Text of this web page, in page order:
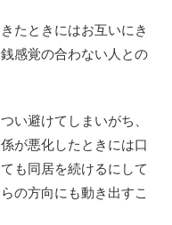
たときにはお互いにき
感覚の合わない人との
い避けてしまいがち、
が悪化したときには口
も同居を続けるにして
の方向にも動き出すこ